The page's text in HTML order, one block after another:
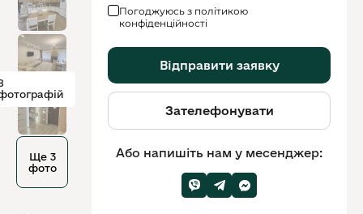
Ще 3
фото
Погоджуюсь з політикою
конфіденційності
Відправити заявку
Зателефонувати
Або напишіть нам у месенджер: